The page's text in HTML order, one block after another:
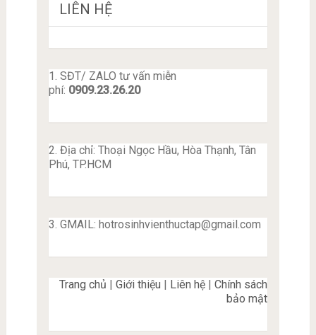
LIÊN HỆ
1. SĐT/ ZALO tư vấn miễn
phí: 0909.23.26.20
2. Địa chỉ: Thoại Ngọc Hầu, Hòa Thạnh, Tân
Phú, TP.HCM
3. GMAIL: hotrosinhvienthuctap@gmail.com
Trang chủ |Giới thiệu Liên hệ |Chính sách
bảo mật